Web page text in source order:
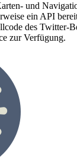
und
ein API
des Twitter-
zur Verfügung.